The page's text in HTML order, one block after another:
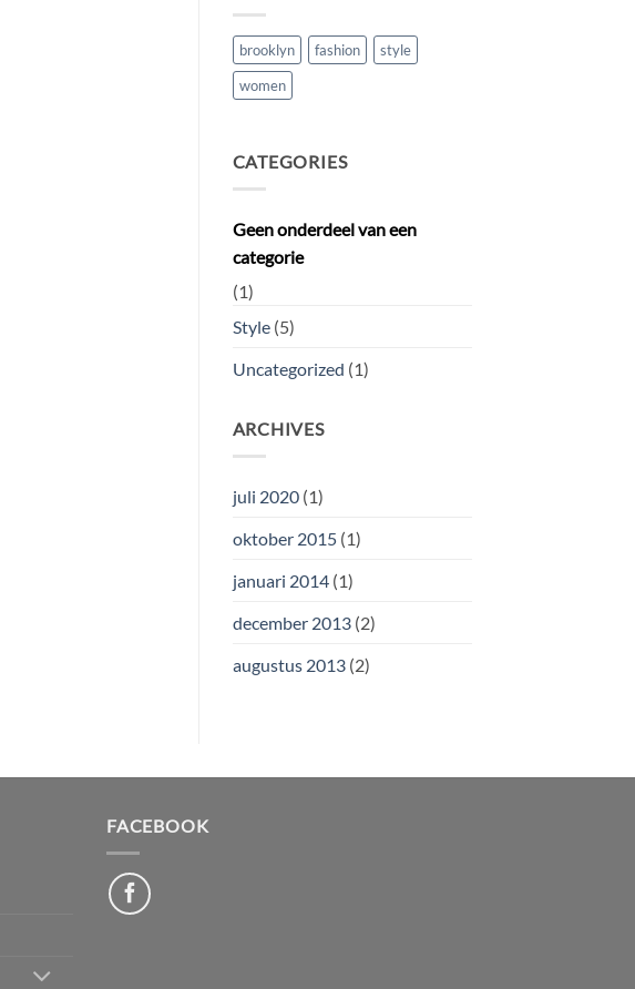
brooklyn fashion
style
women
CATEGORIES
Geen onderdeel van een
categorie
(1)
Style(5)
Uncategorized (1)
ARCHIVES
juli 2020(1)
oktober 2015(1)
januari 2014(1)
december 2013(2)
augustus 2013(2)
FACEBOOK